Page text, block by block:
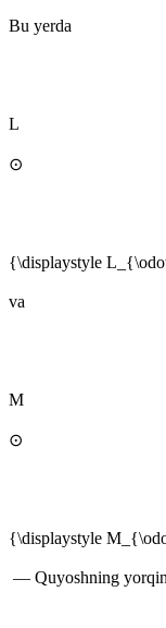
Bu yerda
L
⊙
{\displaystyle
va
M
⊙
{\displaystyle
— Quyoshning